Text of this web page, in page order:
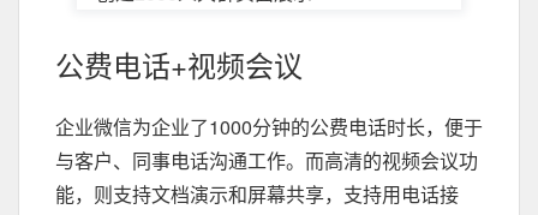
公费电话+视频会议
企业微信为企业了1000分钟的公费电话时长，便于
与客户、同事电话沟通工作。而高清的视频会议功
能，则支持文档演示和屏幕共享，支持用电话接